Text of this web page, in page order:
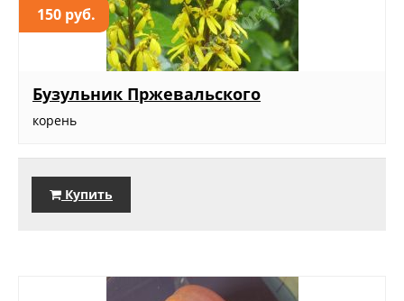
150 руб.
Бузульник Пржевальского
корень
Купить